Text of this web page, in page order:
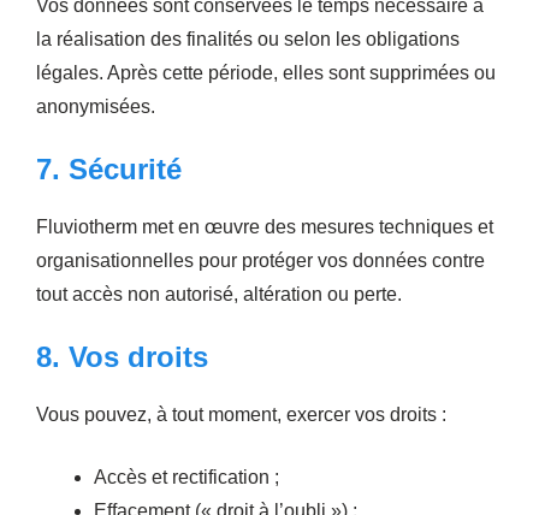
Vos données sont conservées le temps nécessaire à
la réalisation des finalités ou selon les obligations
légales. Après cette période, elles sont supprimées ou
anonymisées.
7. Sécurité
Fluviotherm met en œuvre des mesures techniques et
organisationnelles pour protéger vos données contre
tout accès non autorisé, altération ou perte.
8. Vos droits
Vous pouvez, à tout moment, exercer vos droits :
Accès et rectification ;
Effacement (« droit à l’oubli ») ;